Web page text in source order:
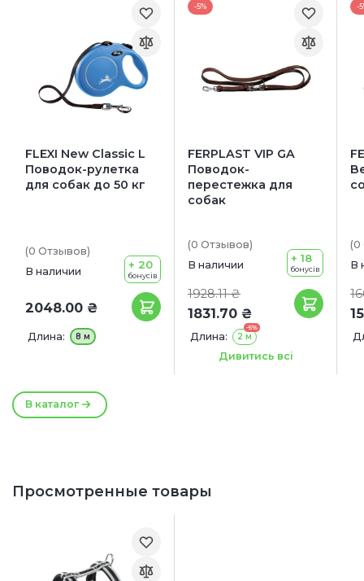
В каталог
FLEXI New Classic L
Поводок-рулетка
для собак до 50 кг
(0 Отзывов)
В наличии
2048.00 ₴
+ 20
бонусів
Длина: 8 м
-5%
FERPLAST VIP GA
Поводок-
перестежка для
собак
(0 Отзывов)
В наличии
1928.11 ₴
1831.70 ₴
+ 18
бонусів
Длина:
-5%
2 м
Ширина: 12 мм
18 мм
Дивитись всі
-
(0
В
Просмотренные товары